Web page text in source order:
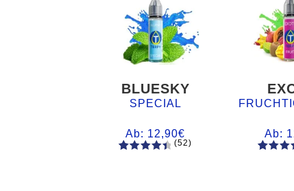
BLUESKY
SPECIAL
Ab: 12,90€
(52)
Ab: